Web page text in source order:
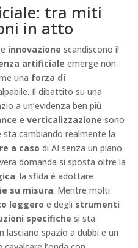
tra miti
in atto
e innovazione scandiscono il
artificiale emerge non
una forza di
Il dibattito su una
a un’evidenza ben più
e verticalizzazione sono
sta cambiando realmente la
a caso di AI senza un piano
domanda si sposta oltre la
: la sfida è adottare
su misura. Mentre molti
leggero e degli strumenti
specifiche si sta
lasciano spazio a dubbi e un